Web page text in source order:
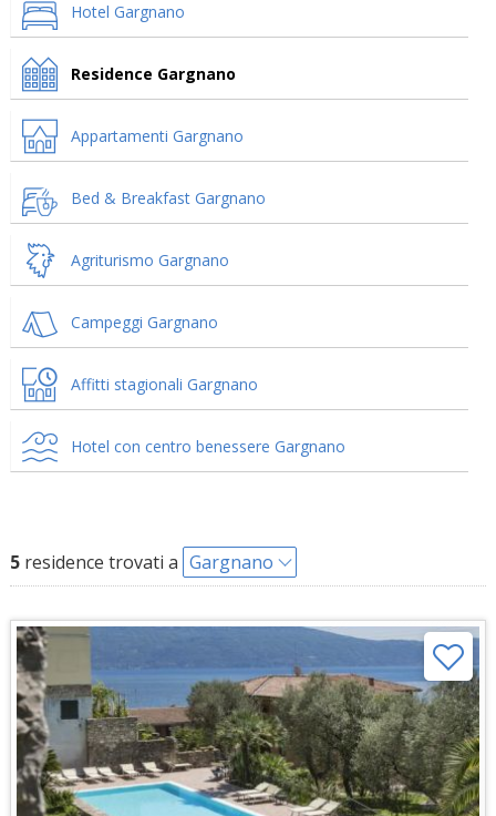
Hotel Gargnano
Residence Gargnano
Appartamenti Gargnano
Bed & Breakfast Gargnano
Agriturismo Gargnano
Campeggi Gargnano
Affitti stagionali Gargnano
Hotel con centro benessere Gargnano
5residence trovati a Gargnano